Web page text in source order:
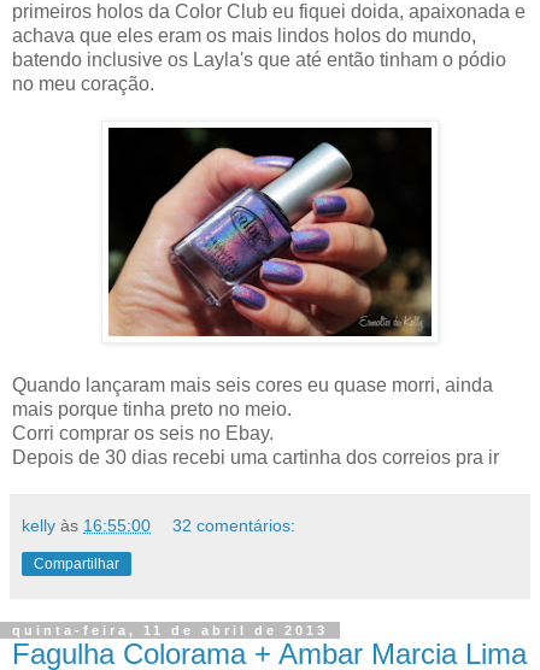
primeiros holos da Color Club eu fiquei doida, apaixonada e
achava que eles eram os mais lindos holos do mundo,
batendo inclusive os Layla's que até então tinham o pódio
no meu coração.
Quando lançaram mais seis cores eu quase morri, ainda
mais porque tinha preto no meio.
Corri comprar os seis no Ebay.
Depois de 30 dias recebi uma cartinha dos correios pra ir
kelly às 16:55:00 32 comentários:
Compartilhar
quinta-feira, 11 de abril de 2013
Fagulha Colorama + Ambar Marcia Lima